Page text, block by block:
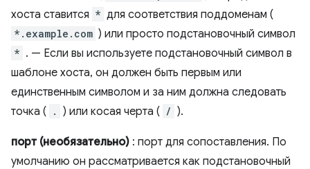
хоста ставится * для соответствия поддоменам (
*.example.com ) или просто подстановочный символ
* . — Если вы используете подстановочный символ в
шаблоне хоста, он должен быть первым или
единственным символом и за ним должна следовать
точка (
. ) или косая черта ( / ).
порт (необязательно) : порт для сопоставления. По
умолчанию он рассматривается как подстановочный